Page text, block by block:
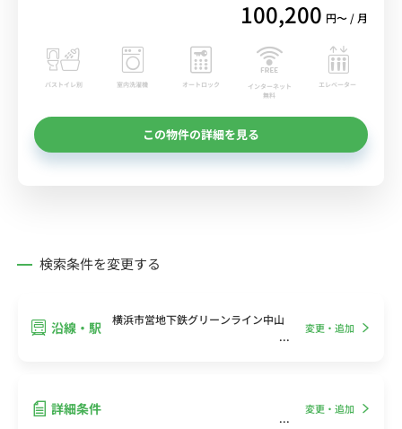
100,200 円〜 / 月
バストイレ別 室内洗濯機 オートロック
インターネット
無料
エレベーター
この物件の詳細を見る
検索条件を変更する
沿線・駅 横浜市営地下鉄グリーンライン中山
変更・追加
詳細条件 変更・追加